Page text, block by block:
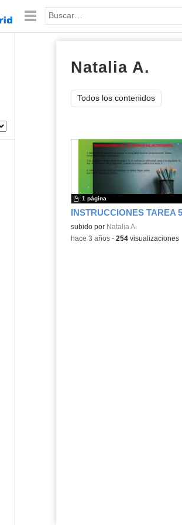
Palabra o frase:
Natalia A.
Todos los contenidos
INSTRUCCIONES TAREA 5
Contenido educativo.
subido por Natalia A.
1 página
-hace 3 años- 254visualizaciones